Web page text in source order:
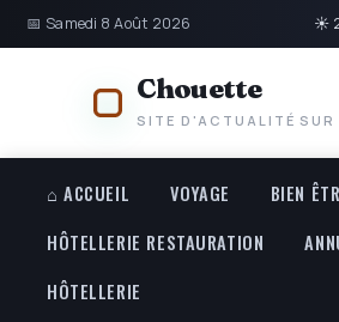
📅 Samedi 8 Août 2026 ☀
Chouette
SITE D'ACTUALITÉ SUR
⌂ ACCUEIL VOYAGE BIEN
HÔTELLERIE RESTAURATION
HÔTELLERIE